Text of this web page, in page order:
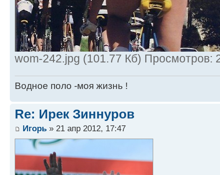
wom-242.jpg (101.77 Кб) Просмотров:
Водное поло -моя жизнь !
Re: Ирек Зиннуров
Игорь » 21 апр 2012, 17:47